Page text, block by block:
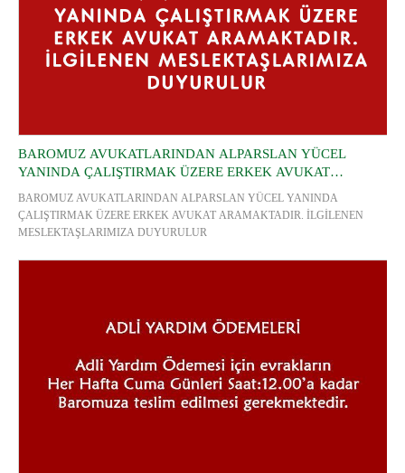
BAROMUZ AVUKATLARINDAN ALPARSLAN YÜCEL
YANINDA ÇALIŞTIRMAK ÜZERE ERKEK AVUKAT
ARAMAKTADIR. İLGİLENEN MESLEKTAŞLARIMIZA
DUYURULUR
BAROMUZ AVUKATLARINDAN ALPARSLAN YÜCEL YANINDA
ÇALIŞTIRMAK ÜZERE ERKEK AVUKAT ARAMAKTADIR. İLGİLENEN
MESLEKTAŞLARIMIZA DUYURULUR